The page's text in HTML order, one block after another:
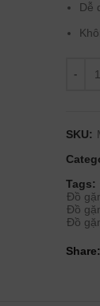
Dễ
SKU:
Tags:
Đồ
Đồ
Đồ
Share